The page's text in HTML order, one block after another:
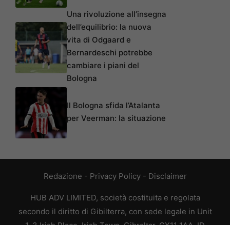
Una rivoluzione all’insegna
dell’equilibrio: la nuova
vita di Odgaard e
Bernardeschi potrebbe
cambiare i piani del
Bologna
Il Bologna sfida l’Atalanta
per Veerman: la situazione
Redazione - Privacy Policy- Disclaimer
HUB ADV LIMITED, società costituita e regolata
secondo il diritto di Gibilterra, con sede legale in Unit